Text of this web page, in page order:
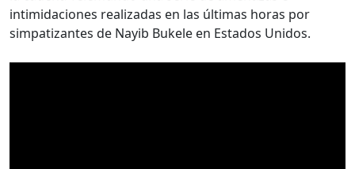
intimidaciones realizadas en las últimas horas por
simpatizantes de Nayib Bukele en Estados Unidos.